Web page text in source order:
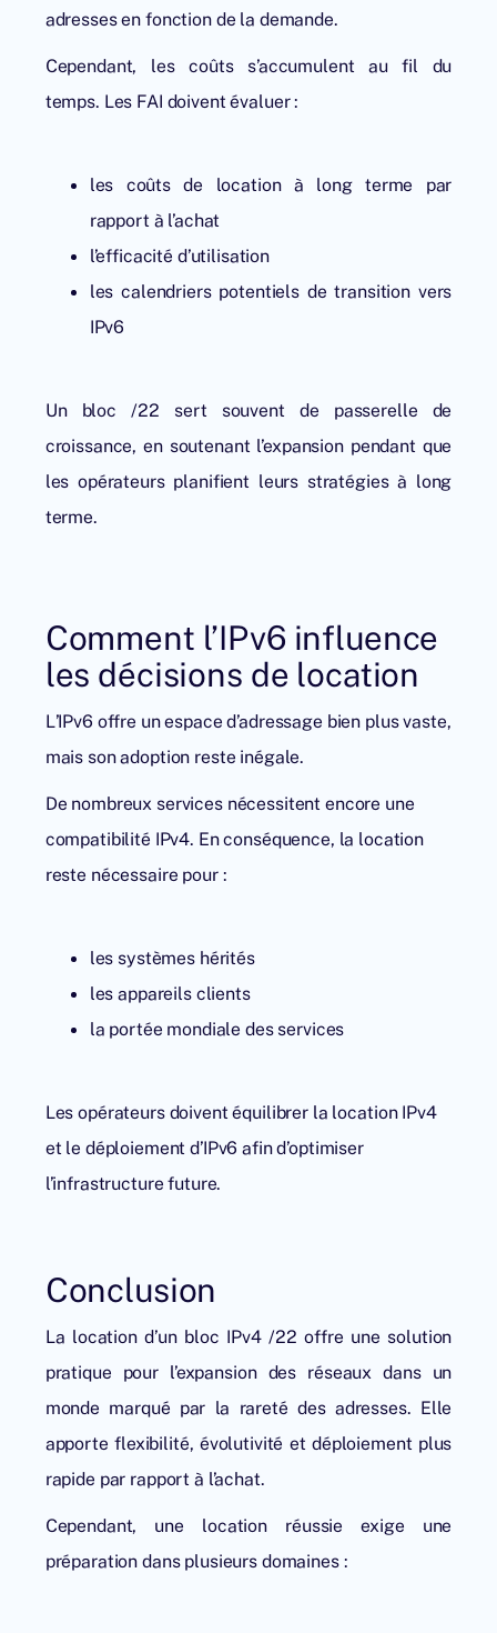
adresses en fonction de la demande.
Cependant, les coûts s’accumulent au fil du
temps. Les FAI doivent évaluer :
les coûts de location à long terme par
rapport à l’achat
l’efficacité d’utilisation
les calendriers potentiels de transition vers
IPv6
Un bloc /22 sert souvent de passerelle de
croissance, en soutenant l’expansion pendant que
les opérateurs planifient leurs stratégies à long
terme.
Comment l’IPv6 influence
les décisions de location
L’IPv6 offre un espace d’adressage bien plus vaste,
mais son adoption reste inégale.
De nombreux services nécessitent encore une
compatibilité IPv4. En conséquence, la location
reste nécessaire pour :
les systèmes hérités
les appareils clients
la portée mondiale des services
Les opérateurs doivent équilibrer la location IPv4
et le déploiement d’IPv6 afin d’optimiser
l’infrastructure future.
Conclusion
La location d’un bloc IPv4 /22 offre une solution
pratique pour l’expansion des réseaux dans un
monde marqué par la rareté des adresses. Elle
apporte flexibilité, évolutivité et déploiement plus
rapide par rapport à l’achat.
Cependant, une location réussie exige une
préparation dans plusieurs domaines :